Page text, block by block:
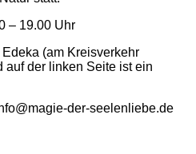
– 19.00 Uhr
(am Kreisverkehr
auf der linken Seite ist ein
der-seelenliebe.de